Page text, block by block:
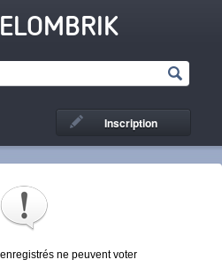
Inscription
ne peuvent voter